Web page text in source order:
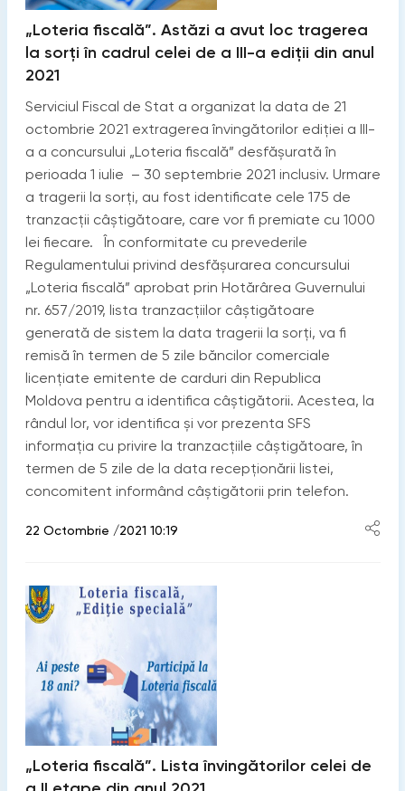
„Loteria fiscală”. Astăzi a avut loc tragerea
la sorți în cadrul celei de a III-a ediții din anul
2021
Serviciul Fiscal de Stat a organizat la data de 21
octombrie 2021 extragerea învingătorilor ediției a III-
a a concursului „Loteria fiscală” desfășurată în
perioada 1 iulie – 30 septembrie 2021 inclusiv. Urmare
a tragerii la sorți, au fost identificate cele 175 de
tranzacții câștigătoare, care vor fi premiate cu 1000
lei fiecare. În conformitate cu prevederile
Regulamentului privind desfășurarea concursului
„Loteria fiscală” aprobat prin Hotărârea Guvernului
nr. 657/2019, lista tranzacțiilor câștigătoare
generată de sistem la data tragerii la sorți, va fi
remisă în termen de 5 zile băncilor comerciale
licențiate emitente de carduri din Republica
Moldova pentru a identifica câștigătorii. Acestea, la
rândul lor, vor identifica și vor prezenta SFS
informația cu privire la tranzacțiile câștigătoare, în
termen de 5 zile de la data recepționării listei,
concomitent informând câștigătorii prin telefon.
22 Octombrie /2021 10:19
„Loteria fiscală”. Lista învingătorilor celei de